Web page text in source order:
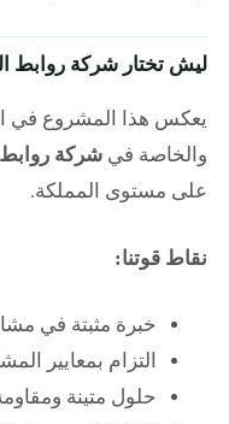
ليش تختار شركة روابط
يعكس هذا المشروع في
والخاصة في شركة روابط
على مستوى المملكة.
نقاط قوتنا:
خبرة مثبتة في
التزام بمعايير
حلول متينة